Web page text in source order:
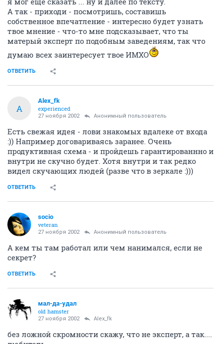
А так - приходи - посмотришь, составишь
собственное впечатление - интересно будет узнать
твое мнение - что-то мне подсказывает, что ты
матерый эксперт по подобным заведениям, так что
думаю всех заинтересует твое ИМХО
ОТВЕТИТЬ
A
Alex_fk
experienced
27 ноября 2002 Анонимный пользователь
Есть свежая идея - лови знакомых вдалеке от входа
:)) Например договариваясь заранее. Очень
продуктивная схема - и пройдешь гарантированнно и
внутри не скучно будет. Хотя внутри и так редко
видел скучающих людей (разве что в зеркале :)))
ОТВЕТИТЬ
socio
veteran
27 ноября 2002 Анонимный пользователь
А кем ты там работал или чем нанимался, если не
секрет?
ОТВЕТИТЬ
мал-да-удал
old hamster
27 ноября 2002 Alex_fk
без ложной скромности скажу, что не эксперт, а так....